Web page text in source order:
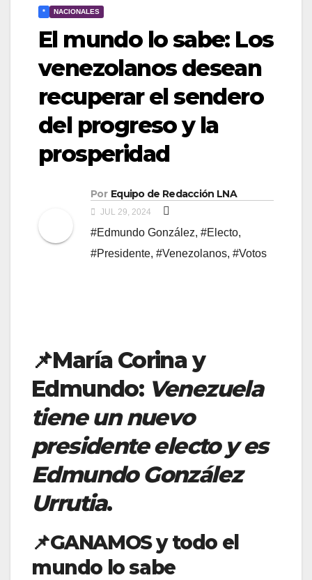
* NACIONALES
El mundo lo sabe: Los
venezolanos desean
recuperar el sendero
del progreso y la
prosperidad
Por Equipo de Redacción LNA
JUL 29, 2024
#Edmundo González, #Electo,
#Presidente, #Venezolanos, #Votos
📌María Corina y
Edmundo: Venezuela
tiene un nuevo
presidente electo y es
Edmundo González
Urrutia.
📌GANAMOS y todo el
mundo lo sabe